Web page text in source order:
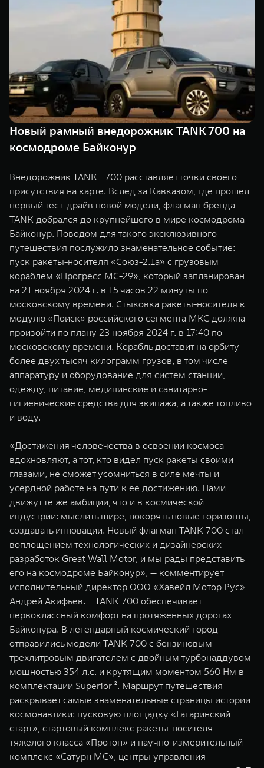
TANK 500
Веди за собой
от 6 499 000 ₽
TANK 700
Сила
WEY 07
Расширяя границы комфорта
от 6 149 000 ₽
WEY 05
от 5 699
Масштаб возможностей
от 6 449 000 ₽
Масштаб
от 8 099
Корпоративным клиентам
TANK ФИНАНСЫ
TANK Кредит
TANK Лизинг
TANK Страхование
Специальные предложения
ЦИФРОВЫЕ СЕРВИСЫ TANK
Цифровые сервисы TANK
Подписки
Новый рамный внедорожник TANK 700 на
космодроме Байконур
Внедорожник TANK ¹ 700 расставляет точки своего
присутствия на карте. Вслед за Кавказом, где прошел
первый тест-драйв новой модели, флагман бренда
TANK добрался до крупнейшего в мире космодрома
Байконур. Поводом для такого эксклюзивного
путешествия послужило знаменательное событие:
пуск ракеты-носителя «Союз-2.1а» с грузовым
кораблем «Прогресс МС-29», который запланирован
на 21 ноября 2024 г. в 15 часов 22 минуты по
московскому времени. Стыковка ракеты-носителя к
модулю «Поиск» российского сегмента МКС должна
произойти по плану 23 ноября 2024 г. в 17:40 по
московскому времени. Корабль доставит на орбиту
более двух тысяч килограмм грузов, в том числе
аппаратуру и оборудование для систем станции,
одежду, питание, медицинские и санитарно-
гигиенические средства для экипажа, а также топливо
и воду.
«Достижения человечества в освоении космоса
вдохновляют, а тот, кто видел пуск ракеты своими
глазами, не сможет усомниться в силе мечты и
усердной работе на пути к ее достижению. Нами
движут те же амбиции, что и в космической
индустрии: мыслить шире, покорять новые горизонты,
создавать инновации. Новый флагман TANK 700 стал
воплощением технологических и дизайнерских
разработок Great Wall Motor, и мы рады представить
его на космодроме Байконур», — комментирует
исполнительный директор ООО «Хавейл Мотор Рус»
Андрей Акифьев. TANK 700 обеспечивает
первоклассный комфорт на протяженных дорогах
Байконура. В легендарный космический город
отправились модели TANK 700 с бензиновым
трехлитровым двигателем с двойным турбонаддувом
мощностью 354 л.с. и крутящим моментом 560 Нм в
комплектации Superior ². Маршрут путешествия
раскрывает самые знаменательные страницы истории
космонавтики: пусковую площадку «Гагаринский
старт», стартовый комплекс ракеты-носителя
тяжелого класса «Протон» и научно-измерительный
комплекс «Сатурн МС», центры управления